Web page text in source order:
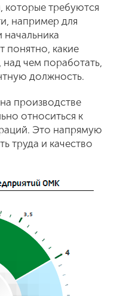
которые требуются
например для
начальника
понятно, какие
чем поработать,
должность.
производстве
относиться к
Это напрямую
труда и качество